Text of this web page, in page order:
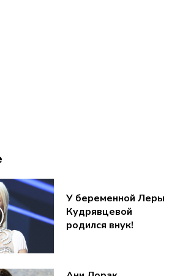
У беременной Леры
Кудрявцевой
родился внук!